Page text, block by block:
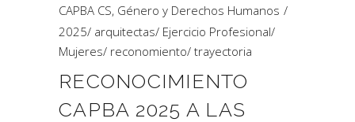
CAPBA CS, Género y Derechos Humanos
2025/ arquitectas/ Ejercicio Profesional/
Mujeres/ reconomiento/ trayectoria
RECONOCIMIENTO
CAPBA 2025 A LAS